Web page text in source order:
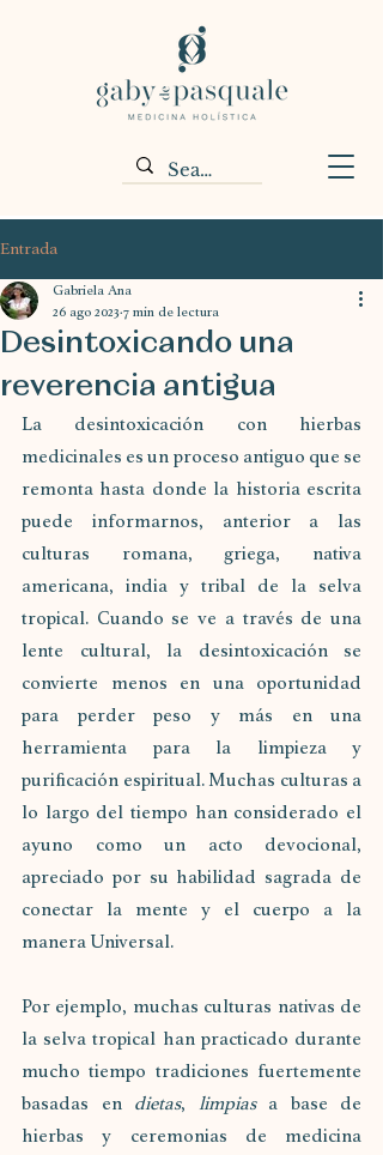
Entrada
Desintoxicando una
reverencia antigua
Gabriela Ana
26 ago 2023 7 min de lectura
La desintoxicación con hierbas
medicinales es un proceso antiguo que se
remonta hasta donde la historia escrita
puede informarnos, anterior a las
culturas romana, griega, nativa
americana, india y tribal de la selva
tropical. Cuando se ve a través de una
lente cultural, la desintoxicación se
convierte menos en una oportunidad
para perder peso y más en una
herramienta para la limpieza y
purificación espiritual. Muchas culturas a
lo largo del tiempo han considerado el
ayuno como un acto devocional,
apreciado por su habilidad sagrada de
conectar la mente y el cuerpo a la
manera Universal.
Por ejemplo, muchas culturas nativas de
la selva tropical han practicado durante
mucho tiempo tradiciones fuertemente
basadas en dietas, limpias a base de
hierbas y ceremonias de medicina